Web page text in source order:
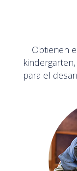
Obtienen
para el